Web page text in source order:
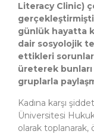
Literacy Clinic)
günlük hayatta
dair sosyolojik
ettikleri
üreterek
gruplarla
Kadına karşı
Üniversitesi
olarak toplanarak,